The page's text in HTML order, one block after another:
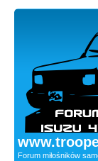
Forum miłośników